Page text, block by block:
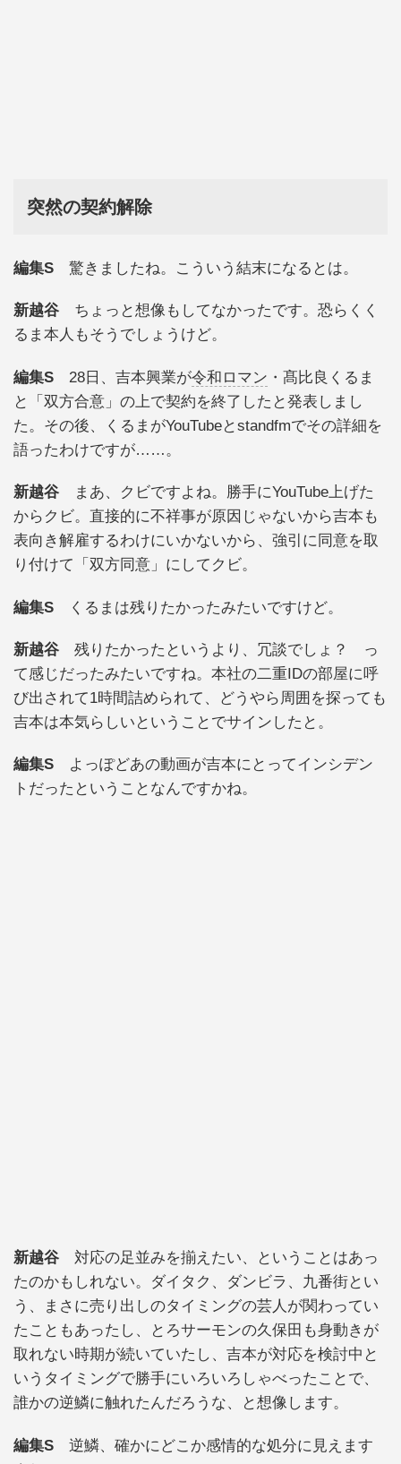
突然の契約解除
編集S 驚きましたね。こういう結末になるとは。
新越谷 ちょっと想像もしてなかったです。恐らくく
るま本人もそうでしょうけど。
編集S 28日、吉本興業が令和ロマン ・髙比良くるま
と「双方合意」の上で契約を終了したと発表しまし
た。その後、くるまがYouTubeとstandfmでその詳細を
語ったわけですが……。
新越谷
まあ、クビですよね。勝手にYouTube上げた
からクビ。直接的に不祥事が原因じゃないから吉本も
表向き解雇するわけにいかないから、強引に同意を取
り付けて「双方同意」にしてクビ。
編集S くるまは残りたかったみたいですけど。
新越谷 残りたかったというより、冗談でしょ？ っ
て感じだったみたいですね。本社の二重IDの部屋に呼
び出されて1時間詰められて、どうやら周囲を探っても
吉本は本気らしいということでサインしたと。
編集S
よっぽどあの動画が吉本にとってインシデン
トだったということなんですかね。
新越谷 対応の足並みを揃えたい、ということはあっ
たのかもしれない。ダイタク、ダンビラ、九番街とい
う、まさに売り出しのタイミングの芸人が関わってい
たこともあったし、とろサーモンの久保田も身動きが
取れない時期が続いていたし、吉本が対応を検討中と
いうタイミングで勝手にいろいろしゃべったことで、
誰かの逆鱗に触れたんだろうな、と想像します。
編集S 逆鱗、確かにどこか感情的な処分に見えます